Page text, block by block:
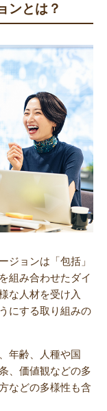
ンとは？
ジョンは「包括」
組み合わせたダイ
な人材を受け入
にする取り組みの
年齢、人種や国
、価値観などの多
などの多様性も含